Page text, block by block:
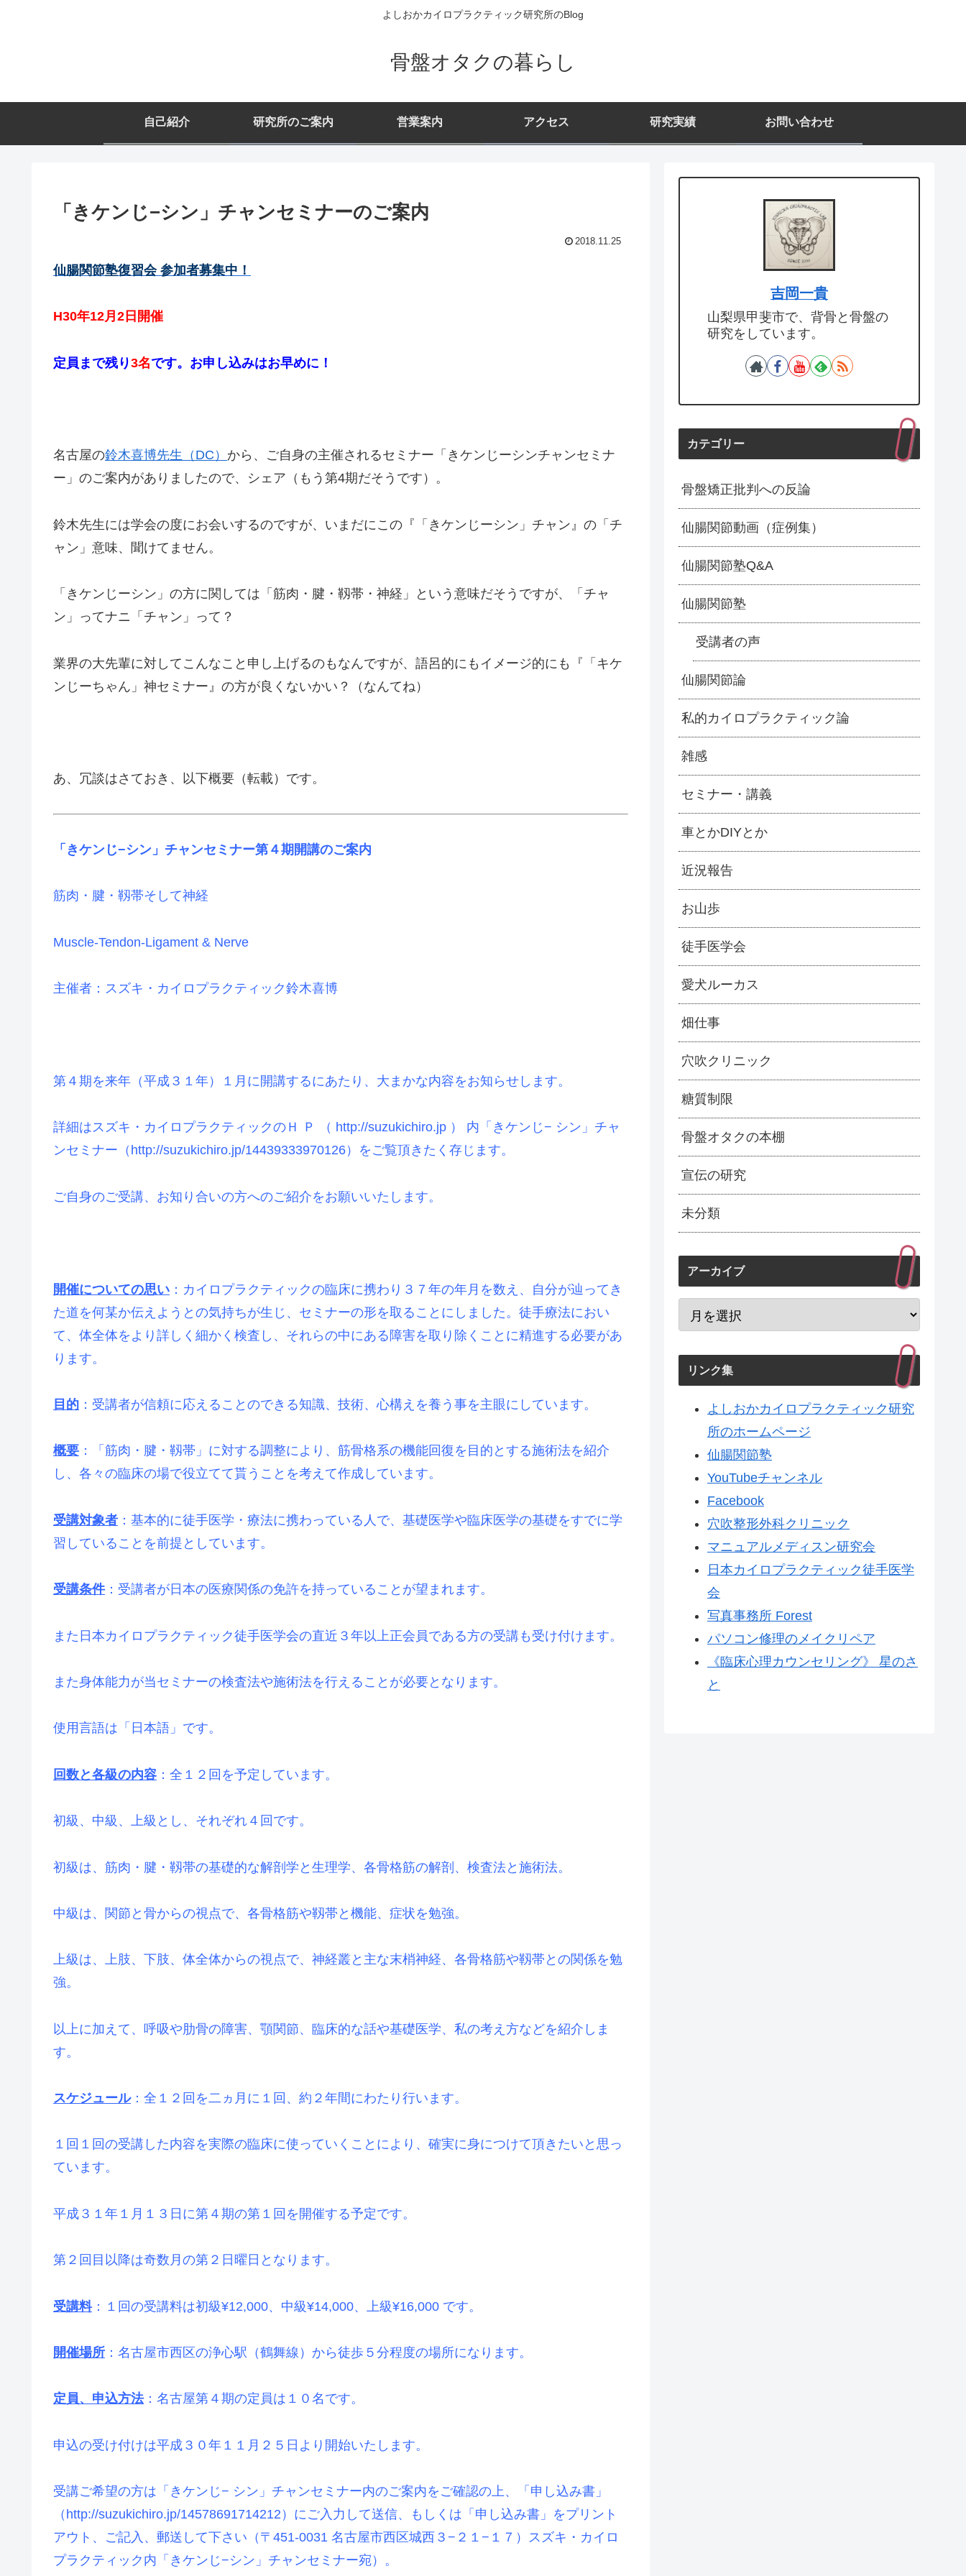
よしおかカイロプラクティック研究所のBlog
骨盤オタクの暮らし
自己紹介 研究所のご案内 営業案内 アクセス 研究実績 お問い合わせ
「きケンじ−シン」チャンセミナーのご案内
2018.11.25
仙腸関節塾復習会 参加者募集中！
H30年12月2日開催
定員まで残り3名です。お申し込みはお早めに！
名古屋の鈴木喜博先生（DC） から、ご自身の主催されるセミナー「きケンじーシンチャンセミナ
ー」のご案内がありましたので、シェア（もう第4期だそうです）。
鈴木先生には学会の度にお会いするのですが、いまだにこの『「きケンじーシン」チャン』の「チ
ャン」意味、聞けてません。
「きケンじーシン」の方に関しては「筋肉・腱・靱帯・神経」という意味だそうですが、「チャ
ン」ってナニ「チャン」って？
業界の大先輩に対してこんなこと申し上げるのもなんですが、語呂的にもイメージ的にも『「キケ
ンじーちゃん」神セミナー』の方が良くないかい？（なんてね）
あ、冗談はさておき、以下概要（転載）です。
「きケンじ−シン」チャンセミナー第４期開講のご案内
筋肉・腱・靱帯そして神経
Muscle-Tendon-Ligament & Nerve
主催者：スズキ・カイロプラクティック鈴木喜博
第４期を来年（平成３１年）１月に開講するにあたり、大まかな内容をお知らせします。
詳細はスズキ・カイロプラクティックのＨ Ｐ （ http://suzukichiro.jp ） 内「きケンじ− シン」チャ
ンセミナー（http://suzukichiro.jp/14439333970126）をご覧頂きたく存じます。
ご自身のご受講、お知り合いの方へのご紹介をお願いいたします。
開催についての思い ：カイロプラクティックの臨床に携わり３７年の年月を数え、自分が辿ってき
た道を何某か伝えようとの気持ちが生じ、セミナーの形を取ることにしました。徒手療法におい
て、体全体をより詳しく細かく検査し、それらの中にある障害を取り除くことに精進する必要があ
ります。
目的 ：受講者が信頼に応えることのできる知識、技術、心構えを養う事を主眼にしています。
概要 ：「筋肉・腱・靱帯」に対する調整により、筋骨格系の機能回復を目的とする施術法を紹介
し、各々の臨床の場で役立てて貰うことを考えて作成しています。
受講対象者 ：基本的に徒手医学・療法に携わっている人で、基礎医学や臨床医学の基礎をすでに学
習していることを前提としています。
受講条件：受講者が日本の医療関係の免許を持っていることが望まれます。
また日本カイロプラクティック徒手医学会の直近３年以上正会員である方の受講も受け付けます。
また身体能力が当セミナーの検査法や施術法を行えることが必要となります。
使用言語は「日本語」です。
回数と各級の内容 ：全１２回を予定しています。
初級、中級、上級とし、それぞれ４回です。
初級は、筋肉・腱・靱帯の基礎的な解剖学と生理学、各骨格筋の解剖、検査法と施術法。
中級は、関節と骨からの視点で、各骨格筋や靱帯と機能、症状を勉強。
上級は、上肢、下肢、体全体からの視点で、神経叢と主な末梢神経、各骨格筋や靱帯との関係を勉
強。
以上に加えて、呼吸や肋骨の障害、顎関節、臨床的な話や基礎医学、私の考え方などを紹介しま
す。
スケジュール：全１２回を二ヵ月に１回、約２年間にわたり行います。
１回１回の受講した内容を実際の臨床に使っていくことにより、確実に身につけて頂きたいと思っ
ています。
平成３１年１月１３日に第４期の第１回を開催する予定です。
第２回目以降は奇数月の第２日曜日となります。
受講料：１回の受講料は初級¥12,000、中級¥14,000、上級¥16,000 です。
開催場所 ：名古屋市西区の浄心駅（鶴舞線）から徒歩５分程度の場所になります。
定員、申込方法：名古屋第４期の定員は１０名です。
申込の受け付けは平成３０年１１月２５日より開始いたします。
受講ご希望の方は「きケンじ− シン」チャンセミナー内のご案内をご確認の上、「申し込み書」
（http://suzukichiro.jp/14578691714212）にご入力して送信、もしくは「申し込み書」をプリント
アウト、ご記入、郵送して下さい（〒451-0031 名古屋市西区城西３−２１−１７）スズキ・カイロ
プラクティック内「きケンじ−シン」チャンセミナー宛）。
吉岡一貴
山梨県甲斐市で、背骨と骨盤の
研究をしています。
カテゴリー
骨盤矯正批判への反論
仙腸関節動画（症例集）
仙腸関節塾Q&A
仙腸関節塾
受講者の声
仙腸関節論
私的カイロプラクティック論
雑感
セミナー・講義
車とかDIYとか
近況報告
お山歩
徒手医学会
愛犬ルーカス
畑仕事
穴吹クリニック
糖質制限
骨盤オタクの本棚
宣伝の研究
未分類
アーカイブ
リンク集
よしおかカイロプラクティック研究
所のホームページ
仙腸関節塾
YouTubeチャンネル
Facebook
穴吹整形外科クリニック
マニュアルメディスン研究会
日本カイロプラクティック徒手医学
会
写真事務所 Forest
パソコン修理のメイクリペア
《臨床心理カウンセリング》 星のさ
と